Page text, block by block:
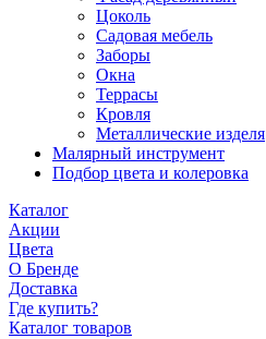
Цоколь
Садовая мебель
Заборы
Окна
Террасы
Кровля
Металлические изделя
Малярный инструмент
Подбор цвета и колеровка
Каталог
Акции
Цвета
О Бренде
Доставка
Где купить?
Каталог товаров